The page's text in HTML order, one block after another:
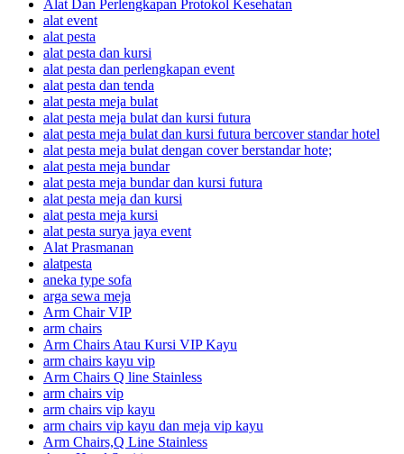
Alat Dan Perlengkapan Protokol Kesehatan
alat event
alat pesta
alat pesta dan kursi
alat pesta dan perlengkapan event
alat pesta dan tenda
alat pesta meja bulat
alat pesta meja bulat dan kursi futura
alat pesta meja bulat dan kursi futura bercover standar hotel
alat pesta meja bulat dengan cover berstandar hote;
alat pesta meja bundar
alat pesta meja bundar dan kursi futura
alat pesta meja dan kursi
alat pesta meja kursi
alat pesta surya jaya event
Alat Prasmanan
alatpesta
aneka type sofa
arga sewa meja
Arm Chair VIP
arm chairs
Arm Chairs Atau Kursi VIP Kayu
arm chairs kayu vip
Arm Chairs Q line Stainless
arm chairs vip
arm chairs vip kayu
arm chairs vip kayu dan meja vip kayu
Arm Chairs,Q Line Stainless